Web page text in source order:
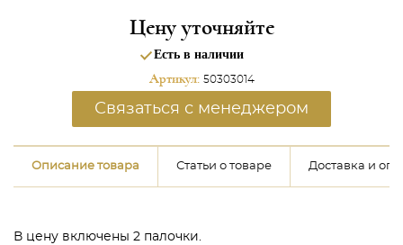
Цену уточняйте
Есть в наличии
Артикул: 50303014
Связаться с менеджером
Описание товара Статьи о товаре Доставка и
В цену включены 2 палочки.